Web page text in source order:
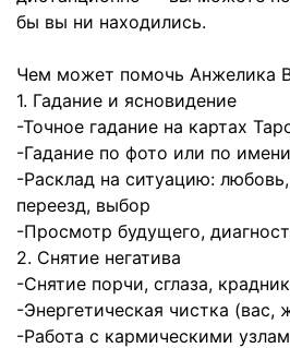
бы вы ни находились.
Чем может помочь Анжелика
1. Гадание и ясновидение
-Точное гадание на картах
-Гадание по фото или по имени
-Расклад на ситуацию:
переезд, выбор
-Просмотр будущего,
2. Снятие негатива
-Снятие порчи, сглаза,
-Энергетическая чистка (вас,
-Работа с кармическими